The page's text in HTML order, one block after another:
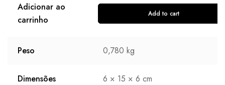
Adicionar ao
carrinho
Add to cart
Peso 0,780 kg
Dimensões 6 × 15 × 6 cm